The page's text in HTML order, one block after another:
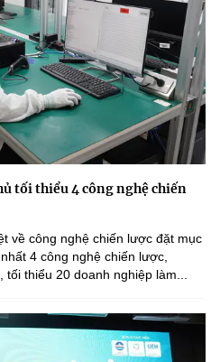
tối thiểu 4 công nghệ chiến
về công nghệ chiến lược đặt mục
4 công nghệ chiến lược,
thiểu 20 doanh nghiệp làm...